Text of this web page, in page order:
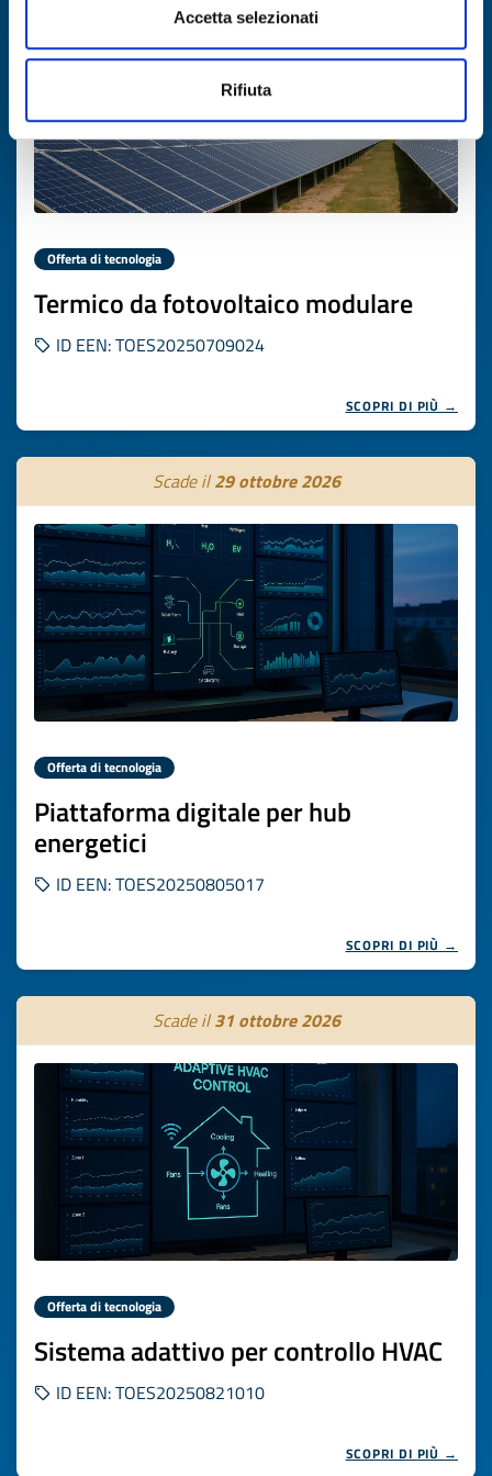
Accetta selezionati
Rifiuta
Offerta di tecnologia
Termico da fotovoltaico modulare
ID EEN: TOES20250709024
SCOPRI DI PIÙ →
Scade il29 ottobre 2026
Offerta di tecnologia
Piattaforma digitale per hub
energetici
ID EEN: TOES20250805017
SCOPRI DI PIÙ →
Scade il31 ottobre 2026
Offerta di tecnologia
Sistema adattivo per controllo HVAC
ID EEN: TOES20250821010
SCOPRI DI PIÙ →